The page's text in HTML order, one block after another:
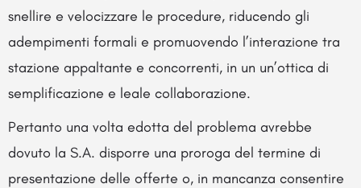
snellire e velocizzare le procedure, riducendo gli
adempimenti formali e promuovendo l’interazione tra
stazione appaltante e concorrenti, in un un’ottica di
semplificazione e leale collaborazione.
Pertanto una volta edotta del problema avrebbe
dovuto la S.A. disporre una proroga del termine di
presentazione delle offerte o, in mancanza consentire